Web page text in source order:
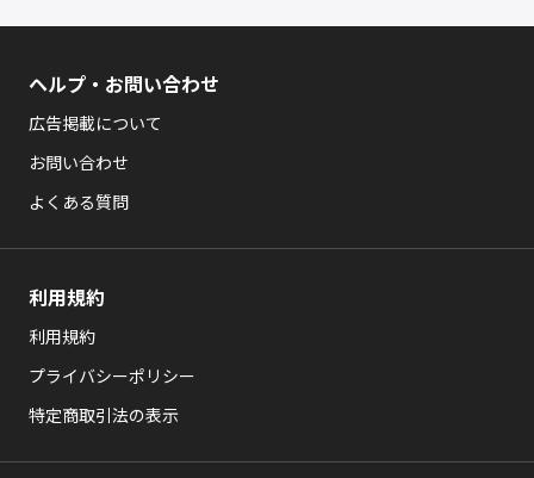
ヘルプ・お問い合わせ
広告掲載について
お問い合わせ
よくある質問
利用規約
利用規約
プライバシーポリシー
特定商取引法の表示